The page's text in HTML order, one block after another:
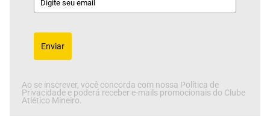
Enviar
Ao se inscrever, você concorda com nossa Política de
Privacidade e poderá receber e-mails promocionais do Clube
Atlético Mineiro.